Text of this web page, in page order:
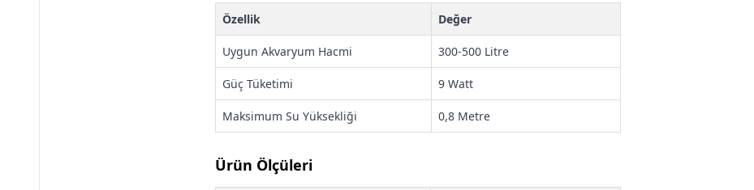
Özellik Değer
Uygun Akvaryum Hacmi 300-500 Litre
Güç Tüketimi 9 Watt
Maksimum Su Yüksekliği 0,8 Metre
Ürün Ölçüleri